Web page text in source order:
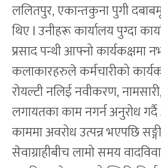
ललितपुर, एकान्तकुना पुगी
थिए l उनीहरू कार्यालय पुग्दा
प्रसाद पन्थी आफ्नो कार्यकक्षमा
कलाकारहरुले कर्मचारीको
रोयल्टी नलिई नवीकरण,
लगायतका काम नगर्न अनुरोध
काममा अवरोध उत्पन्न भएपछि
सेवाग्राहीबीच लामो समय